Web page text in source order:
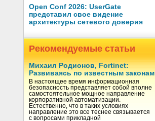
Open Conf 2026: UserGate
представил свое видение
архитектуры сетевого доверия
Рекомендуемые статьи
Михаил Родионов, Fortinet:
Развиваясь по известным законам
В настоящее время информационная
безопасность представляет собой вполне
самостоятельное мощное направление
корпоративной автоматизации.
Естественно, что в таких условиях
направление это все теснее связывается
с вопросами прикладной